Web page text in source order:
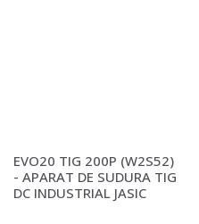
EVO20 TIG 200P (W2S52)
- APARAT DE SUDURA TIG
DC INDUSTRIAL JASIC